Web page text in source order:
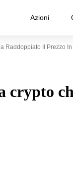
Azioni
Raddoppiato Il Prezzo In
crypto